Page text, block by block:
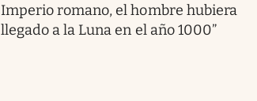
Imperio romano, el hombre hubiera
llegado a la Luna en el año 1000”